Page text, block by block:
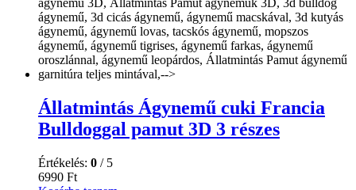
Állatmintás Ágynemű cuki Francia
Bulldoggal pamut 3D 3 részes
Értékelés: 0 / 5
6990 Ft